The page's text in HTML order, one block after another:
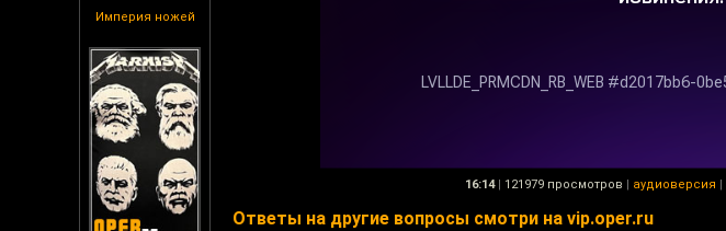
Империя ножей
16:14 | 121979 просмотров | аудиоверсия |
Ответы на другие вопросы смотри на vip.oper.ru